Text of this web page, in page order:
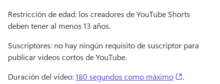
Restricción de edad: los creadores de YouTube Shorts
deben tener al menos 13 años.
Suscriptores: no hay ningún requisito de suscriptor para
publicar videos cortos de YouTube.
Duración del vídeo: 180 segundos como máximo
.